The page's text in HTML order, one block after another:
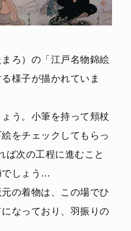
まろ）の「江戸名物錦絵
様子が描かれていま
う。小筆を持って頬杖
をチェックしてもらっ
ば次の工程に進むこと
でしょう…
の着物は、この場でひ
なっており、羽振りの